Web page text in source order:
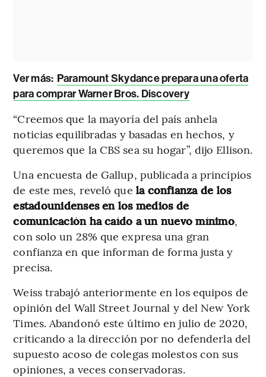
Ver más: Paramount Skydance prepara una oferta
para comprar Warner Bros. Discovery
“Creemos que la mayoría del país anhela
noticias equilibradas y basadas en hechos, y
queremos que la CBS sea su hogar”, dijo Ellison.
Una encuesta de Gallup, publicada a principios
de este mes, reveló que la confianza de los
estadounidenses en los medios de
comunicación ha caído a un nuevo mínimo,
con solo un 28% que expresa una gran
confianza en que informan de forma justa y
precisa.
Weiss trabajó anteriormente en los equipos de
opinión del Wall Street Journal y del New York
Times. Abandonó este último en julio de 2020,
criticando a la dirección por no defenderla del
supuesto acoso de colegas molestos con sus
opiniones, a veces conservadoras.